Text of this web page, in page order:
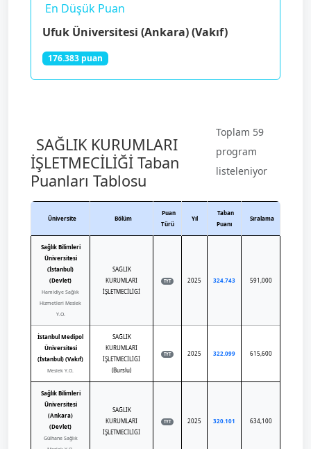
En Düşük Puan
Ufuk Üniversitesi (Ankara) (Vakıf)
176.383 puan
SAĞLIK KURUMLARI
İŞLETMECİLİĞİ Taban
Puanları Tablosu
Toplam 59
program
listeleniyor
Üniversite Bölüm
Puan
Türü
Yıl
Taban
Puanı
Sıralama
Sağlık Bilimleri
Üniversitesi
(İstanbul)
(Devlet)
Hamidiye Sağlık
Hizmetleri Meslek
Y.O.
SAĞLIK
KURUMLARI
İŞLETMECİLİĞİ
TYT 2025 324.743 591,000
İstanbul Medipol
Üniversitesi
(İstanbul) (Vakıf)
Meslek Y.O.
SAĞLIK
KURUMLARI
İŞLETMECİLİĞİ
(Burslu)
TYT 2025 322.099 615,600
Sağlık Bilimleri
Üniversitesi
(Ankara)
(Devlet)
Gülhane Sağlık
SAĞLIK
KURUMLARI
İŞLETMECİLİĞİ
TYT 2025 320.101 634,100